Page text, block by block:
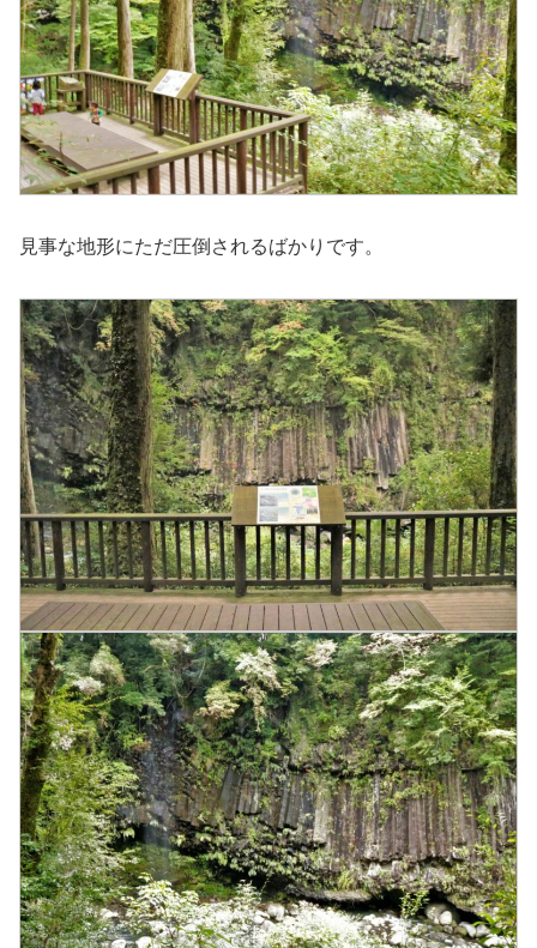
見事な地形にただ圧倒されるばかりです。